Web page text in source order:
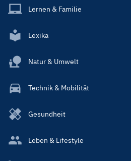
Lernen & Familie
Lexika
Natur & Umwelt
Technik & Mobilität
Gesundheit
Leben & Lifestyle